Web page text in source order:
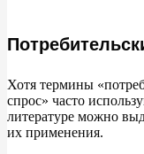
Хотя термины «
спрос» часто
литературе можно
их применения.